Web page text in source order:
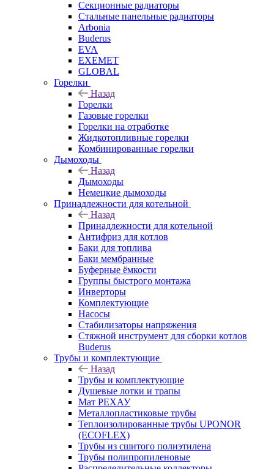
Секционные радиаторы
Стальные панельные радиаторы
Arbonia
Buderus
EVA
EXEMET
GLOBAL
Горелки
Назад
Горелки
Газовые горелки
Горелки на отработке
Жидкотопливные горелки
Комбинированные горелки
Дымоходы
Назад
Дымоходы
Немецкие дымоходы
Принадлежности для котельной
Назад
Принадлежности для котельной
Антифриз для котлов
Баки для топлива
Баки мембранные
Буферные ёмкости
Группы быстрого монтажа
Инверторы
Комплектующие
Насосы
Стабилизаторы напряжения
Стяжной инструмент для сборки котлов
Buderus
Трубы и комплектующие
Назад
Трубы и комплектующие
Душевые лотки и трапы
Мат РЕХАУ
Металлопластиковые трубы
Теплоизолированные трубы UPONOR
(ECOFLEX)
Трубы из сшитого полиэтилена
Трубы полипропиленовые